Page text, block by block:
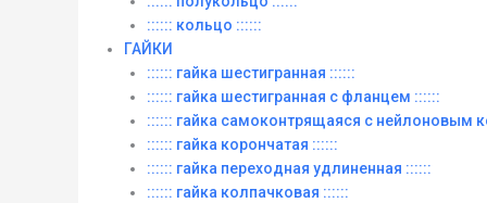
:::::: кольцо ::::::
ГАЙКИ
:::::: гайка шестигранная ::::::
:::::: гайка шестигранная с фланцем ::::::
:::::: гайка самоконтрящаяся с нейлоновым
:::::: гайка корончатая ::::::
:::::: гайка переходная удлиненная ::::::
:::::: гайка колпачковая ::::::